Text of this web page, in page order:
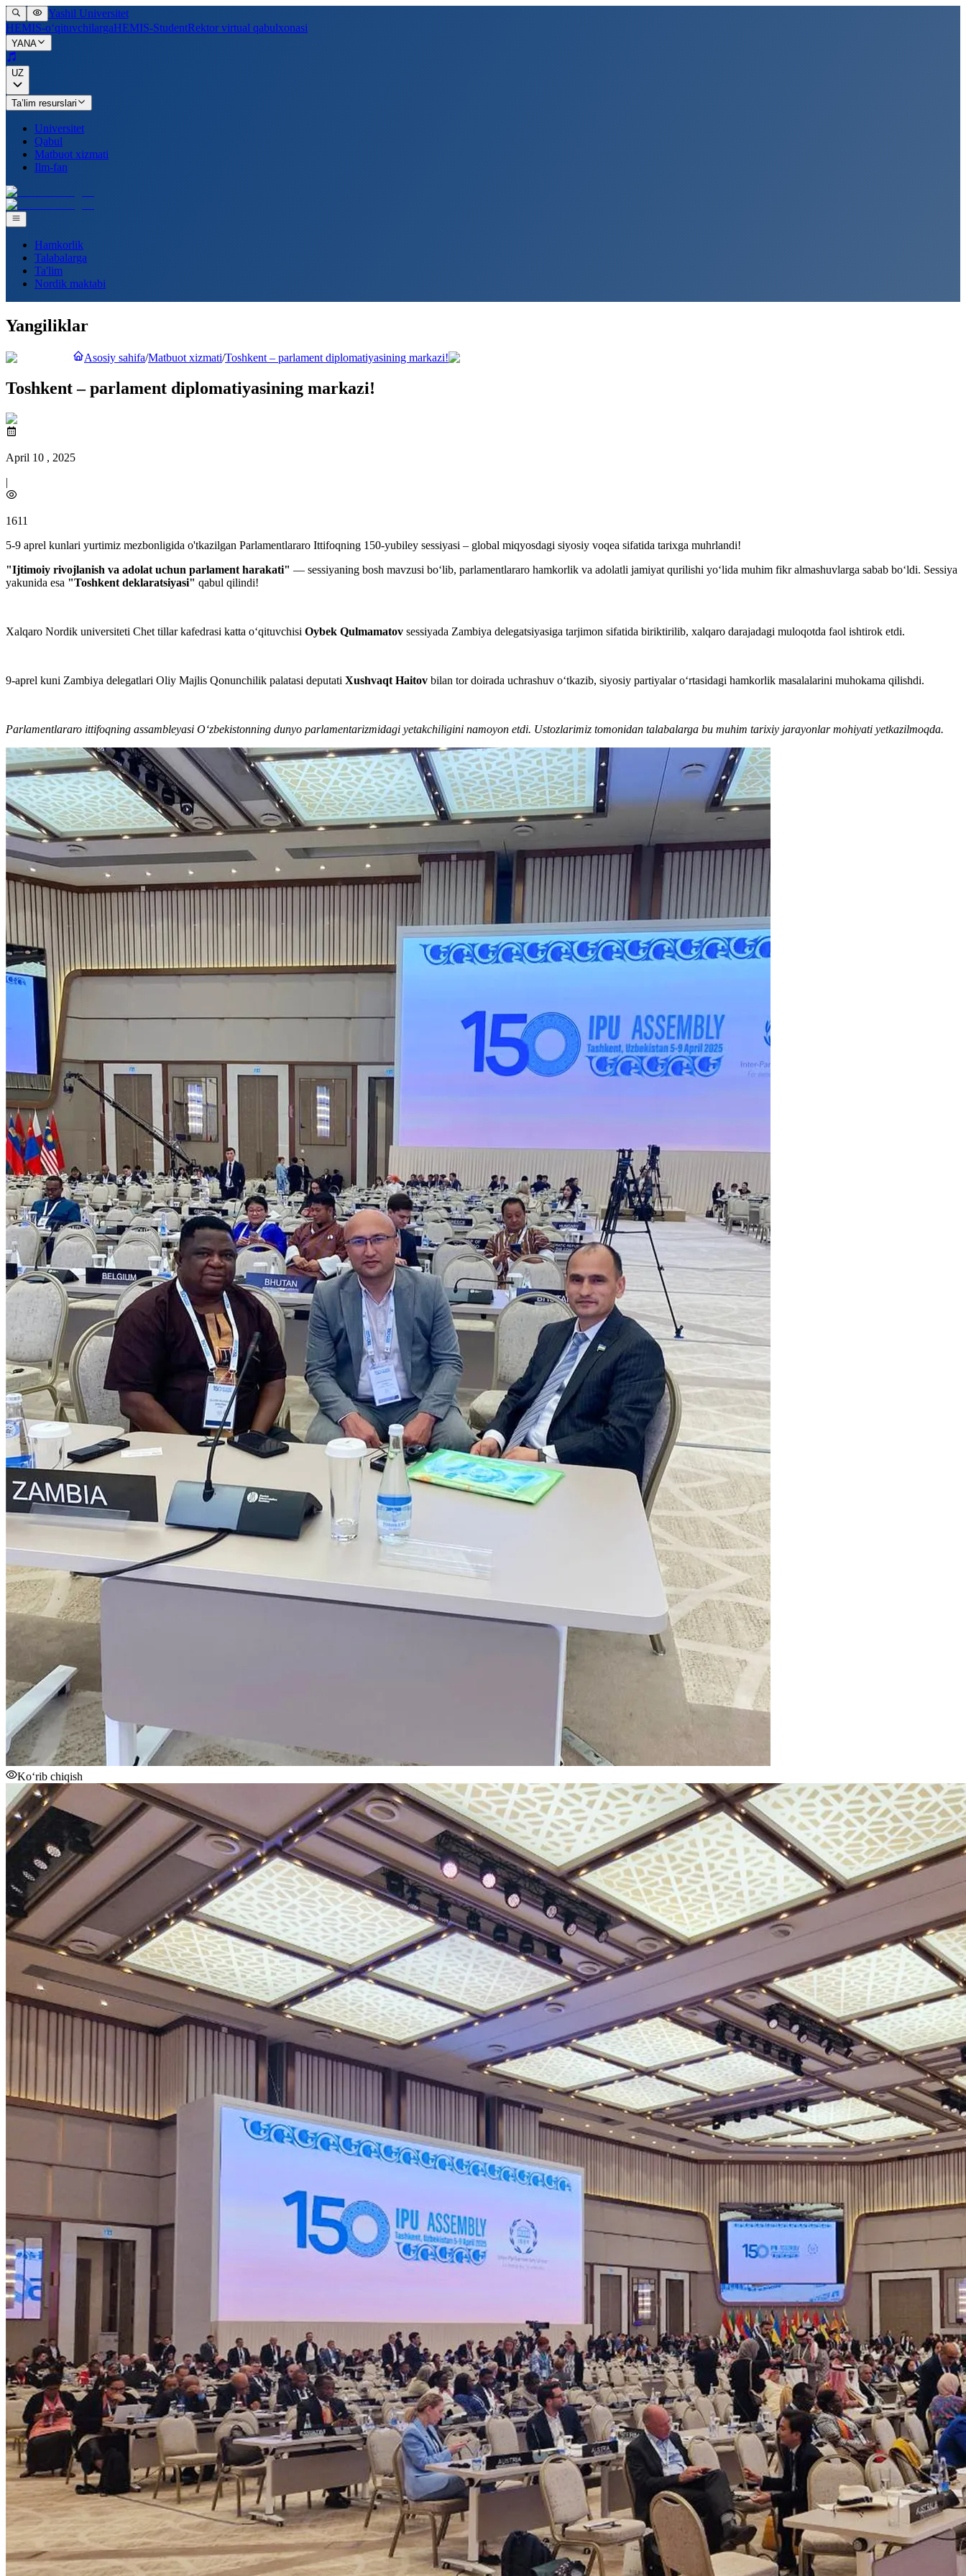
Yashil Universitet
HEMIS-o‘qituvchilargaHEMIS-StudentRektor virtual qabulxonasi
YANA
UZ
Ta’lim resurslari
Universitet
Qabul
Matbuot xizmati
Ilm-fan
Hamkorlik
Talabalarga
Ta'lim
Nordik maktabi
Yangiliklar
Asosiy sahifa/Matbuot xizmati/Toshkent – parlament diplomatiyasining markazi!
Toshkent – parlament diplomatiyasining markazi!
April 10 , 2025
|
1611
5-9 aprel kunlari yurtimiz mezbonligida o'tkazilgan Parlamentlararo Ittifoqning 150-yubiley sessiyasi – global miqyosdagi siyosiy voqea sifatida tarixga muhrlandi!
"Ijtimoiy rivojlanish va adolat uchun parlament harakati" — sessiyaning bosh mavzusi bo‘lib, parlamentlararo hamkorlik va adolatli jamiyat qurilishi yo‘lida muhim fikr almashuvlarga sabab bo‘ldi. Sessiya
yakunida esa "Toshkent deklaratsiyasi" qabul qilindi!
Xalqaro Nordik universiteti Chet tillar kafedrasi katta o‘qituvchisi Oybek Qulmamatov sessiyada Zambiya delegatsiyasiga tarjimon sifatida biriktirilib, xalqaro darajadagi muloqotda faol ishtirok etdi.
9-aprel kuni Zambiya delegatlari Oliy Majlis Qonunchilik palatasi deputati Xushvaqt Haitov bilan tor doirada uchrashuv o‘tkazib, siyosiy partiyalar o‘rtasidagi hamkorlik masalalarini muhokama qilishdi.
Parlamentlararo ittifoqning assambleyasi O‘zbekistonning dunyo parlamentarizmidagi yetakchiligini namoyon etdi. Ustozlarimiz tomonidan talabalarga bu muhim tarixiy jarayonlar mohiyati yetkazilmoqda.
Ko‘rib chiqish